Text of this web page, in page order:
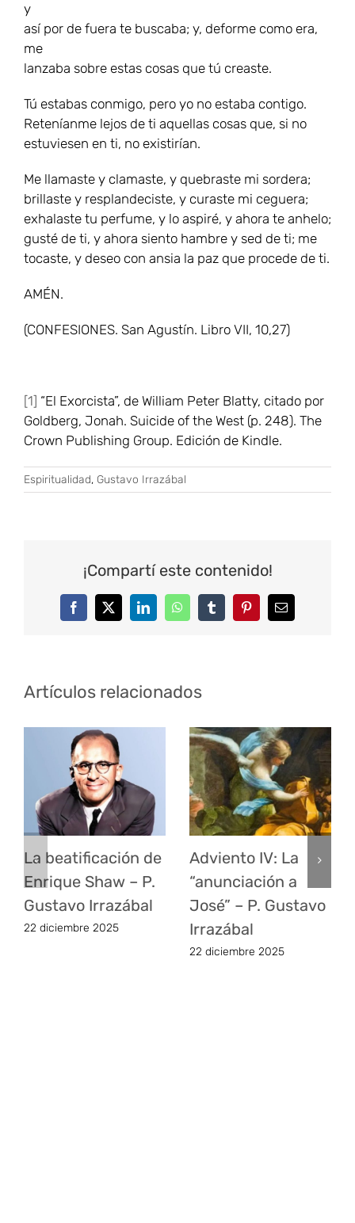
y
así por de fuera te buscaba; y, deforme como era,
me
lanzaba sobre estas cosas que tú creaste.
Tú estabas conmigo, pero yo no estaba contigo.
Reteníanme lejos de ti aquellas cosas que, si no
estuviesen en ti, no existirían.
Me llamaste y clamaste, y quebraste mi sordera;
brillaste y resplandeciste, y curaste mi ceguera;
exhalaste tu perfume, y lo aspiré, y ahora te anhelo;
gusté de ti, y ahora siento hambre y sed de ti; me
tocaste, y deseo con ansia la paz que procede de ti.
AMÉN.
(CONFESIONES. San Agustín. Libro VII, 10,27)
[1] “El Exorcista”, de William Peter Blatty, citado por
Goldberg, Jonah. Suicide of the West (p. 248). The
Crown Publishing Group. Edición de Kindle.
Espiritualidad, Gustavo Irrazábal
¡Compartí este contenido!
FacebookTwitterLinkedInWhatsAppTumblrPinterestCorreo
electrónico
Artículos relacionados
La beatificación de
Enrique Shaw – P.
Gustavo Irrazábal
22 diciembre 2025
Adviento IV: La
“anunciación a
José” – P. Gustavo
Irrazábal
22 diciembre 2025